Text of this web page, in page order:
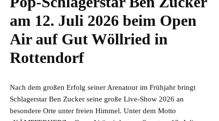
am 12. Juli 2026 beim Open
Air auf Gut Wöllried in
Rottendorf
Nach dem großen Erfolg seiner Arenatour im Frühjahr bringt
Schlagerstar Ben Zucker seine große Live-Show 2026 an
besondere Orte unter freien Himmel. Unter dem Motto